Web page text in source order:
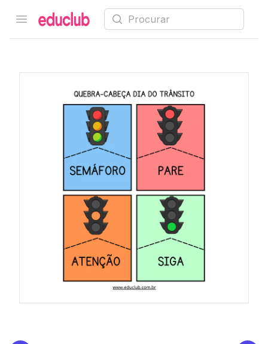
Open menu
Educlub Procurar